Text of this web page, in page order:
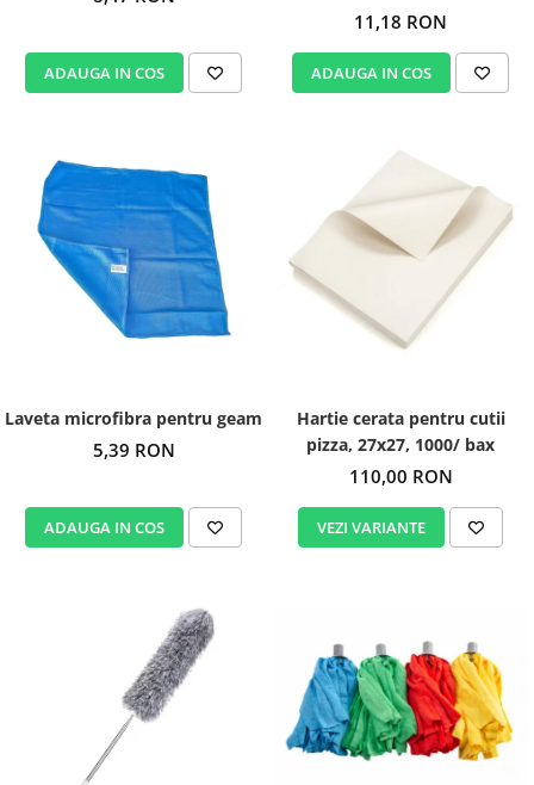
ADAUGA IN COS
11,18 RON
ADAUGA IN COS
Laveta microfibra pentru geam
5,39 RON
ADAUGA IN COS
Hartie cerata pentru cutii
pizza, 27x27, 1000/ bax
110,00 RON
VEZI VARIANTE